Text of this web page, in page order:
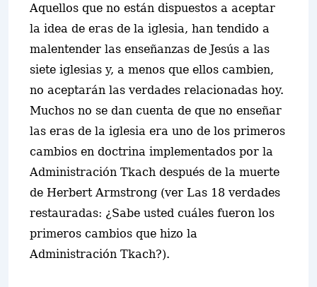
Aquellos que no están dispuestos a aceptar
la idea de eras de la iglesia, han tendido a
malentender las enseñanzas de Jesús a las
siete iglesias y, a menos que ellos cambien,
no aceptarán las verdades relacionadas hoy.
Muchos no se dan cuenta de que no enseñar
las eras de la iglesia era uno de los primeros
cambios en doctrina implementados por la
Administración Tkach después de la muerte
de Herbert Armstrong (ver Las 18 verdades
restauradas: ¿Sabe usted cuáles fueron los
primeros cambios que hizo la
Administración Tkach?).